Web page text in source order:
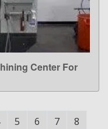
Center For
5 6 7
8